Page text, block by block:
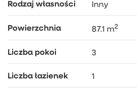
Sopotu zajmuje ok. 15 minut.
ZAPRASZAMY NA PREZENTACJĘ!
Rodzaj własności Inny
Powierzchnia 87.1 m2
Liczba pokoi 3
Liczba łazienek 1